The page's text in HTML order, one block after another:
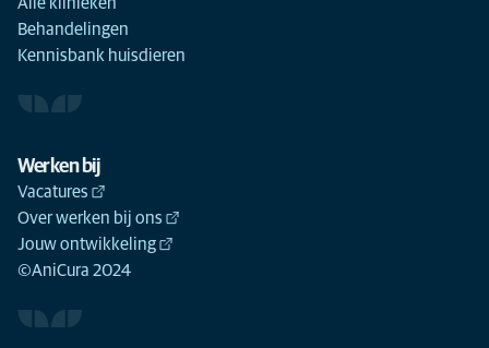
Behandelingen
Kennisbank huisdieren
Werken bij
Vacatures
Over werken bij ons
Jouw ontwikkeling
©AniCura 2024